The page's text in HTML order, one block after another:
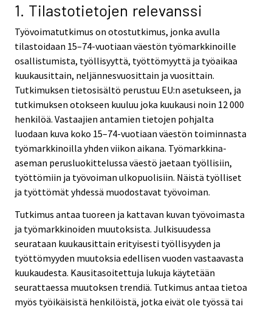
1. Tilastotietojen relevanssi
Työvoimatutkimus on otostutkimus, jonka avulla
tilastoidaan 15–74-vuotiaan väestön työmarkkinoille
osallistumista, työllisyyttä, työttömyyttä ja työaikaa
kuukausittain, neljännesvuosittain ja vuosittain.
Tutkimuksen tietosisältö perustuu EU:n asetukseen, ja
tutkimuksen otokseen kuuluu joka kuukausi noin 12 000
henkilöä. Vastaajien antamien tietojen pohjalta
luodaan kuva koko 15–74-vuotiaan väestön toiminnasta
työmarkkinoilla yhden viikon aikana. Työmarkkina-
aseman perusluokittelussa väestö jaetaan työllisiin,
työttömiin ja työvoiman ulkopuolisiin. Näistä työlliset
ja työttömät yhdessä muodostavat työvoiman.
Tutkimus antaa tuoreen ja kattavan kuvan työvoimasta
ja työmarkkinoiden muutoksista. Julkisuudessa
seurataan kuukausittain erityisesti työllisyyden ja
työttömyyden muutoksia edellisen vuoden vastaavasta
kuukaudesta. Kausitasoitettuja lukuja käytetään
seurattaessa muutoksen trendiä. Tutkimus antaa tietoa
myös työikäisistä henkilöistä, jotka eivät ole työssä tai